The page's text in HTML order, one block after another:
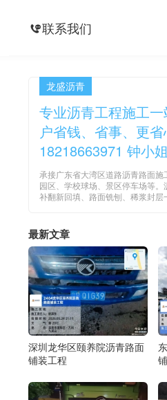
联系我们
龙盛沥青
专业沥青工程施工
户省钱、省事、更
18218663971 钟小姐
承接广东省大湾区道路沥青路面
园区、学校球场、景区停车场等
补翻新回填、路面铣刨、稀浆封层
最新文章
深圳龙华区颐养院沥青路面
铺装工程